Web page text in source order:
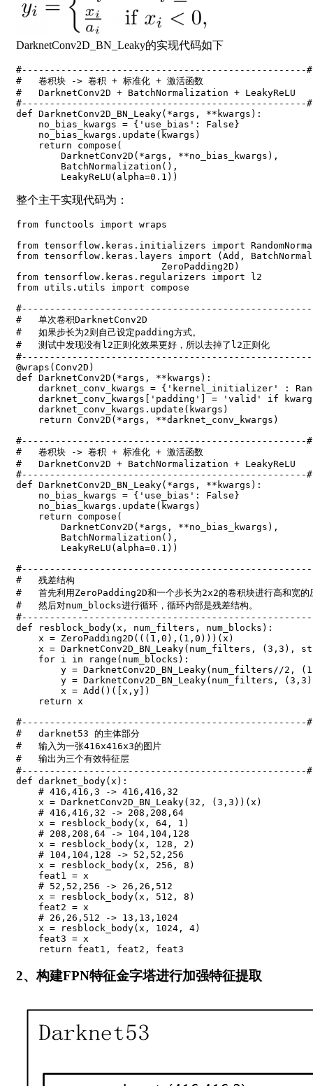
DarknetConv2D_BN_Leaky的实现代码如下
#---------------------------------------------------#
#   卷积块 -> 卷积 + 标准化 + 激活函数
#   DarknetConv2D + BatchNormalization + LeakyReLU
#---------------------------------------------------#
def DarknetConv2D_BN_Leaky( *args , ** kwargs ) :
    no_bias_kwargs
= { 'use_bias' : False}
    no_bias_kwargs
. update ( kwargs )
return compose (
        DarknetConv2D
( *args , **no_bias_kwargs ) ,
        BatchNormalization
( ) ,
        LeakyReLU
( alpha=0.1 ) )
整个主干实现代码为：
from functools import wraps
from tensorflow . keras . initializers import
from tensorflow . keras . layers import (Add ,
                          ZeroPadding2D
)
from tensorflow . keras . regularizers import
from utils . utils import compose
#   单次卷积DarknetConv2D
#   如果步长为2则自己设定padding方式。
#   测试中发现没有l2正则化效果更好，所以去掉了l2正则化
@wraps (Conv2D )
def DarknetConv2D ( *args , ** kwargs ) :
    darknet_conv_kwargs
= { 'kernel_initializer' :
    darknet_conv_kwargs
[ 'padding' ] = 'valid' if
    darknet_conv_kwargs
. update ( kwargs )
return Conv2D ( *args , **darknet_conv_kwargs )
#---------------------------------------------------#
#   卷积块 -> 卷积 + 标准化 + 激活函数
#   DarknetConv2D + BatchNormalization + LeakyReLU
#---------------------------------------------------#
def DarknetConv2D_BN_Leaky( *args , ** kwargs ) :
    no_bias_kwargs
= { 'use_bias' : False}
    no_bias_kwargs
. update ( kwargs )
return compose (
        DarknetConv2D
( *args , **no_bias_kwargs ) ,
        BatchNormalization
( ) ,
        LeakyReLU
( alpha=0.1 ) )
#   残差结构
#   首先利用ZeroPadding2D和一个步长为2x2的卷积块进行高和宽的
#   然后对num_blocks进行循环，循环内部是残差结构。
def
resblock_body( x , num_filters , num_blocks ) :
    x
= ZeroPadding2D ( ( ( 1 , 0 ) , ( 1 , 0 ) ) ) ( x )
    x
= DarknetConv2D_BN_Leaky( num_filters , (3 , 3 ) ,
for i in range ( num_blocks ) :
        y
= DarknetConv2D_BN_Leaky( num_filters //2 , ( 1
        y
= DarknetConv2D_BN_Leaky( num_filters , (3 , 3 )
        x
= Add ( ) ( [ x , y] )
return x
#---------------------------------------------------#
#   darknet53 的主体部分
#   输入为一张416x416x3的图片
#   输出为三个有效特征层
#---------------------------------------------------#
def darknet_body( x ) :
# 416,416,3 -> 416,416,32
    x
= DarknetConv2D_BN_Leaky(32 , (3 , 3 ) ) ( x )
# 416,416,32 -> 208,208,64
    x
= resblock_body( x , 64 , 1 )
# 208,208,64 -> 104,104,128
    x
= resblock_body( x , 128 , 2 )
# 104,104,128 -> 52,52,256
    x
= resblock_body( x , 256 , 8 )
    feat1
= x
# 52,52,256 -> 26,26,512
    x
= resblock_body( x , 512 , 8 )
    feat2
= x
# 26,26,512 -> 13,13,1024
    x
= resblock_body( x , 1024 , 4)
    feat3
= x
return feat1 , feat2 ,
2、构建FPN特征金字塔进行加强特征提取